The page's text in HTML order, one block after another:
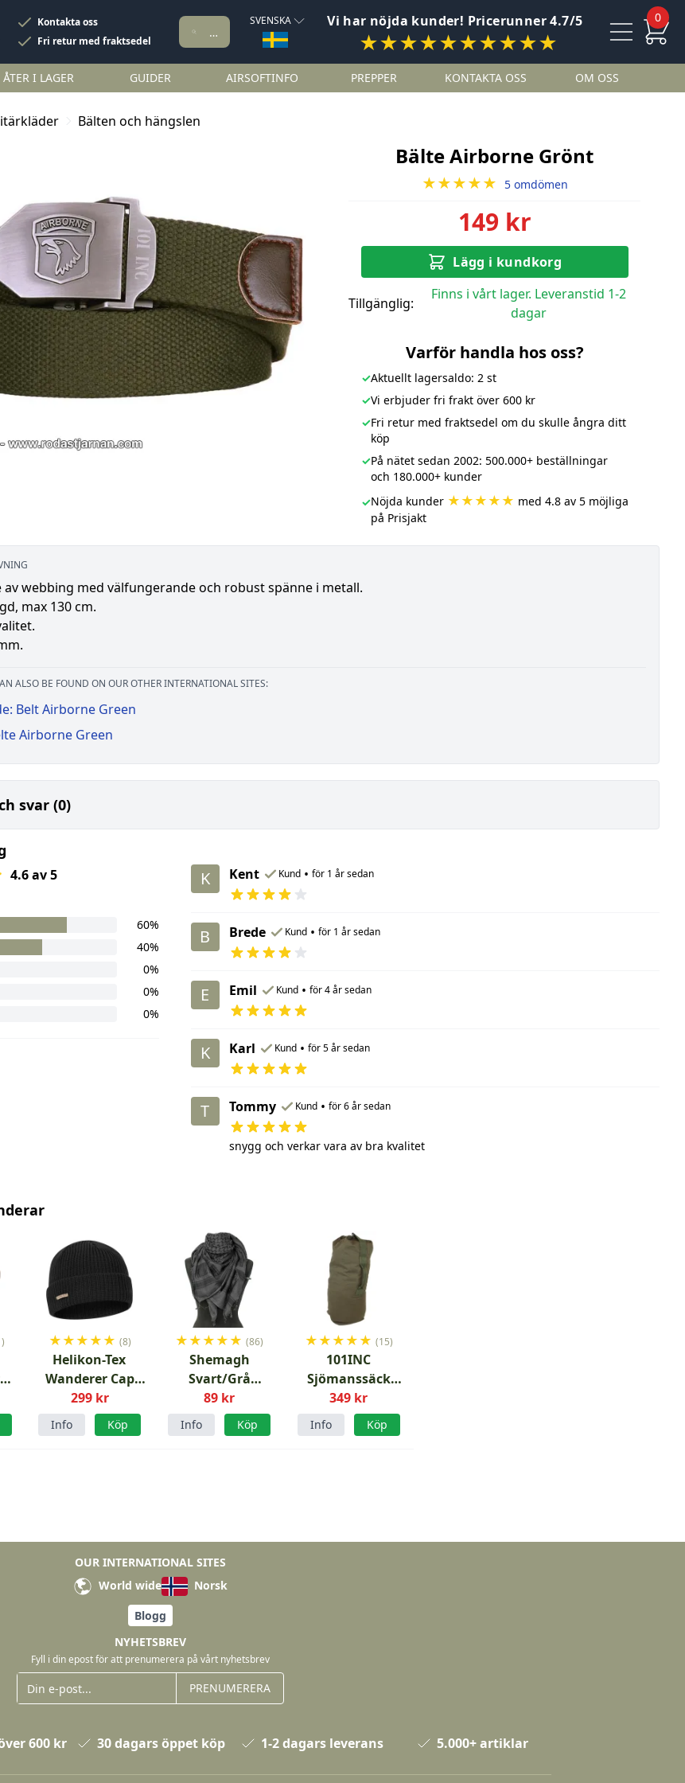
Kontakta oss
Fri retur med fraktsedel
SVENSKA Vi har nöjda kunder! Pricerunner 4.7/5
★★★★★★★★★★
0
ÅTER I LAGER GUIDER AIRSOFTINFO PREPPER KONTAKTA OSS OM OSS
Bälten och hängslen
Bälte Airborne Grönt
★★★★★ 5 omdömen
149 kr
Lägg i kundkorg
Tillgänglig:
Finns i vårt lager. Leveranstid 1-2
dagar
Varför handla hos oss?
✓Aktuellt lagersaldo: 2 st
✓Vi erbjuder fri frakt över 600 kr
✓Fri retur med fraktsedel om du skulle ångra ditt
köp
✓På nätet sedan 2002: 500.000+ beställningar
och 180.000+ kunder
✓Nöjda kunder ★★★★★ med 4.8 av 5 möjliga
på Prisjakt
webbing med välfungerande och robust spänne i metall.
max 130 cm.
ALSO BE FOUND ON OUR OTHER INTERNATIONAL SITES:
Belt Airborne Green
Airborne Green
svar (0)
4.6 av 5
60%
40%
0%
0%
0%
K Kent Kund • för 1 år sedan
B Brede Kund • för 1 år sedan
E Emil Kund • för 4 år sedan
K Karl Kund • för 5 år sedan
T Tommy Kund • för 6 år sedan
snygg och verkar vara av bra kvalitet
★★★★★ (8)
Helikon-Tex
Wanderer Cap
Merinoull Svart
299 kr
Info Köp
★★★★★ (86)
Shemagh
Svart/Grå
palestinasjal
89 kr
Info Köp
★★★★★ (15)
101INC
Sjömanssäck
dufflebag Canvas
Grön
349 kr
Info Köp
OUR INTERNATIONAL SITES
World wide
Norsk
Blogg
NYHETSBREV
Fyll i din epost för att prenumerera på vårt nyhetsbrev
PRENUMERERA
600 kr 30 dagars öppet köp 1-2 dagars leverans 5.000+ artiklar